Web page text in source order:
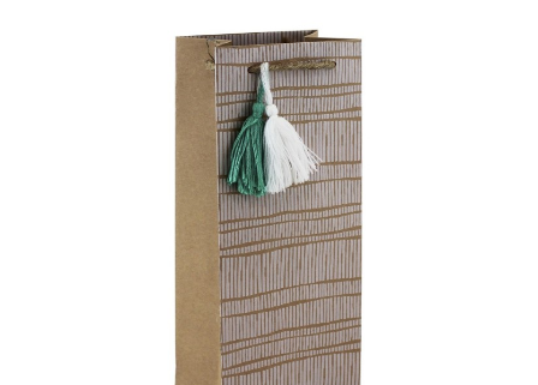
FIND OUR COLLECTIONS
All the collections